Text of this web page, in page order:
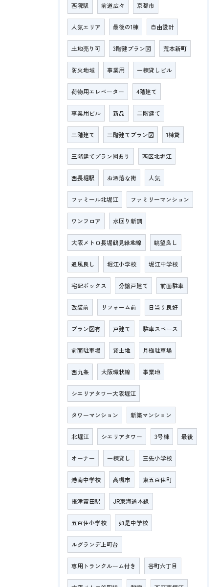
西院駅 前道広々 京都市
人気エリア 最後の1棟 自由設計
土地売り可 3階建プラン図 荒本新町
防火地域 事業用 一棟貸しビル
荷物用エレベーター 4階建て
事業用ビル 新品 二階建て
三階建て 三階建てプラン図 1棟貸
三階建てプラン図あり 西区北堀江
西長堀駅 お洒落な街 人気
ファミール北堀江 ファミリーマンション
ワンフロア 水回り新調
大阪メトロ長堀鶴見緑地線 眺望良し
通風良し 堀江小学校 堀江中学校
宅配ボックス 分譲戸建て 前面駐車
改装前 リフォーム前 日当り良好
プラン図有 戸建て 駐車スペース
前面駐車場 貸土地 月極駐車場
西九条 大阪環状線 事業地
シエリアタワー大阪堀江
タワーマンション 新築マンション
北堀江 シエリアタワー 3号棟 最後
オーナー 一棟貸し 三先小学校
港南中学校 高槻市 東五百住町
摂津富田駅 JR東海道本線
五百住小学校 如是中学校
ルグランデ上町台
専用トランクルーム付き 谷町六丁目